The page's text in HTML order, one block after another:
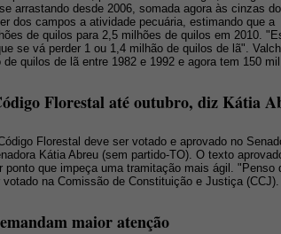
arrastando desde 2006, somada agora às cinzas
dos campos a atividade pecuária, estimando que a
de quilos para 2,5 milhões de quilos em 2010.
se vá perder 1 ou 1,4 milhão de quilos de lã".
quilos de lã entre 1982 e 1992 e agora tem 150
Florestal até outubro, diz Kátia
Florestal deve ser votado e aprovado no
Kátia Abreu (sem partido-TO). O texto
ponto que impeça uma tramitação mais ágil. "Penso
na Comissão de Constituição e Justiça (CCJ).
maior atenção